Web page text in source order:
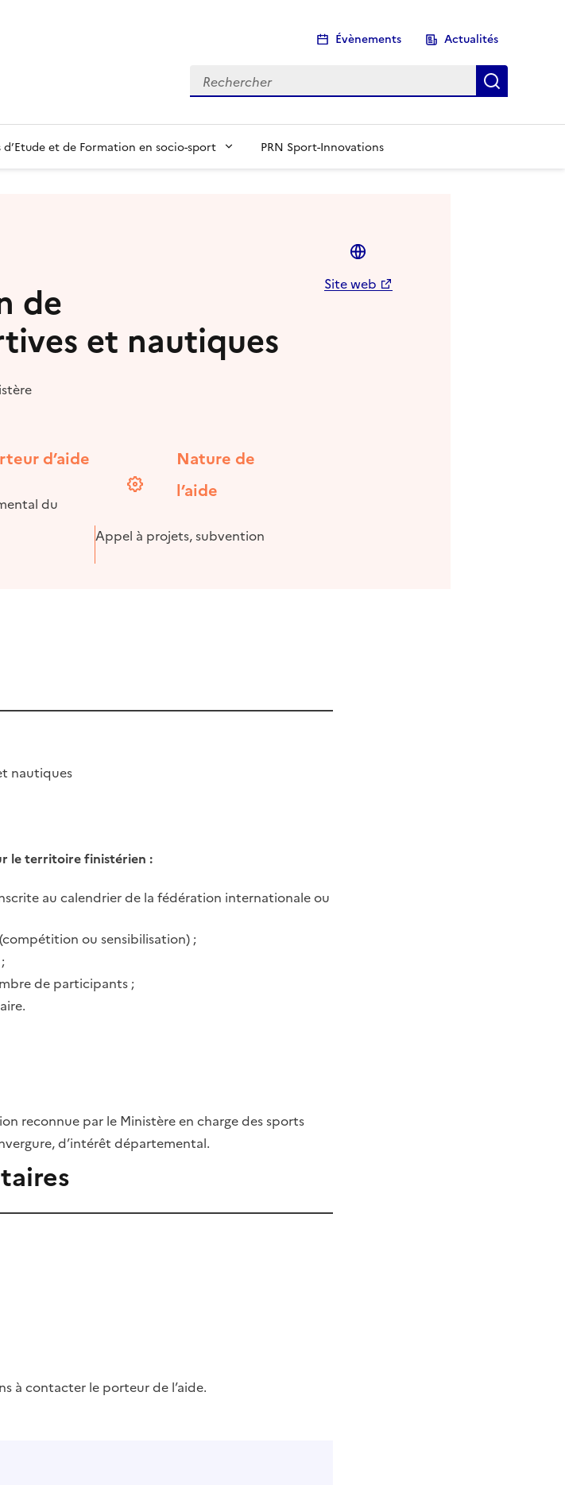
Évènements Actualités
Rechercher
d’Etude et de Formation en socio-sport PRN Sport-Innovations
de
et nautiques
Site web
d’aide
du
Nature de
l’aide
Appel à projets, subvention
nautiques
le territoire finistérien :
au calendrier de la fédération internationale ou
ou sensibilisation) ;
de participants ;
reconnue par le Ministère en charge des sports
d’intérêt départemental.
à contacter le porteur de l’aide.